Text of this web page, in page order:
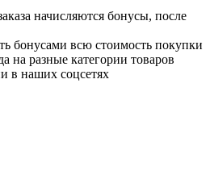
начисляются бонусы, после
бонусами всю стоимость покупки
на разные категории товаров
в наших соцсетях